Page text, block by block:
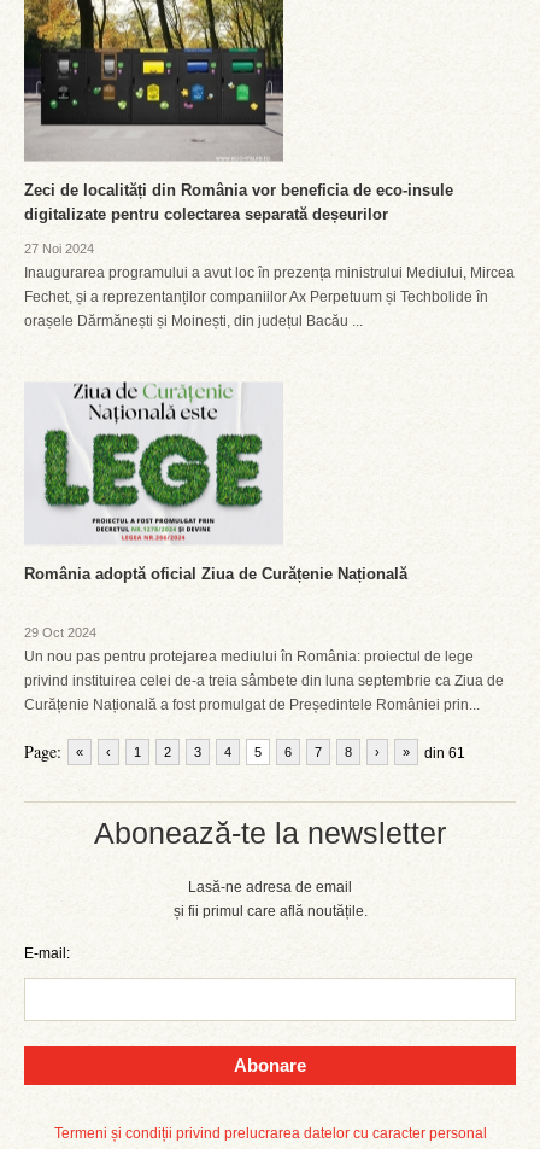
Abonează-te la newsletter
Lasă-ne adresa de email
și fii primul care află noutățile.
E-mail:
Abonare
Termeni și condiții privind prelucrarea datelor cu caracter personal
Zeci de localități din România vor beneficia de eco-insule
digitalizate pentru colectarea separată deșeurilor
27 Noi 2024
Inaugurarea programului a avut loc în prezența ministrului Mediului, Mircea
Fechet, și a reprezentanților companiilor Ax Perpetuum și Techbolide în
orașele Dărmănești și Moinești, din județul Bacău ...
România adoptă oficial Ziua de Curățenie Națională
29 Oct 2024
Un nou pas pentru protejarea mediului în România: proiectul de lege
privind instituirea celei de-a treia sâmbete din luna septembrie ca Ziua de
Curățenie Națională a fost promulgat de Președintele României prin...
Page: « ‹ 1 2 3 4 5 6 7 8 din 61
› »